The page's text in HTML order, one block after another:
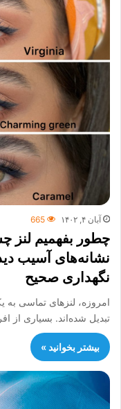
آبان ۴, ۱۴۰۲ 665
چطور بفهمیم لنز
نشانه‌های آسیب
نگهداری صحیح
امروزه، لنزهای تماسی به
تبدیل شده‌اند. بسیاری از
بیشتر بخوانید »